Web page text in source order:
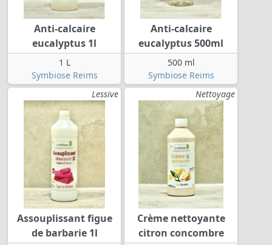
Anti-calcaire
eucalyptus 1l
1 L
Symbiose Reims
Anti-calcaire
eucalyptus 500ml
500 ml
Symbiose Reims
Lessive
Assouplissant figue
de barbarie 1l
Nettoyage
Crème nettoyante
citron concombre